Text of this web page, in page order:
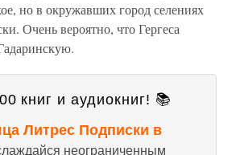
но в окружавших город селениях
Очень вероятно, что Гергеса
книг и аудиокниг! 📚
Литрес Подписки в
неограниченным